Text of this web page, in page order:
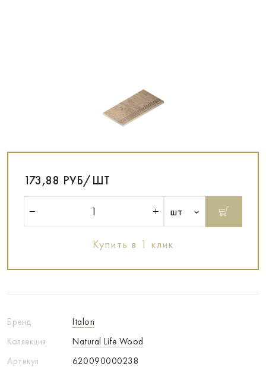
Бренд
Italon
Коллекция
Natural Life Wood
Артикул
620090000238
173,88 РУБ/ШТ
шт
Купить в 1 клик